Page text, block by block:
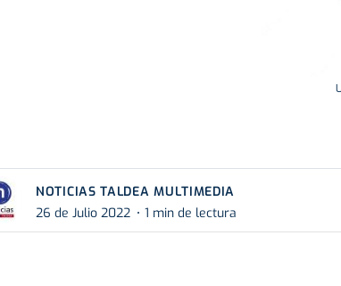
NOTICIAS TALDEA MULTIMEDIA
26 de Julio 2022
1 min de lectura